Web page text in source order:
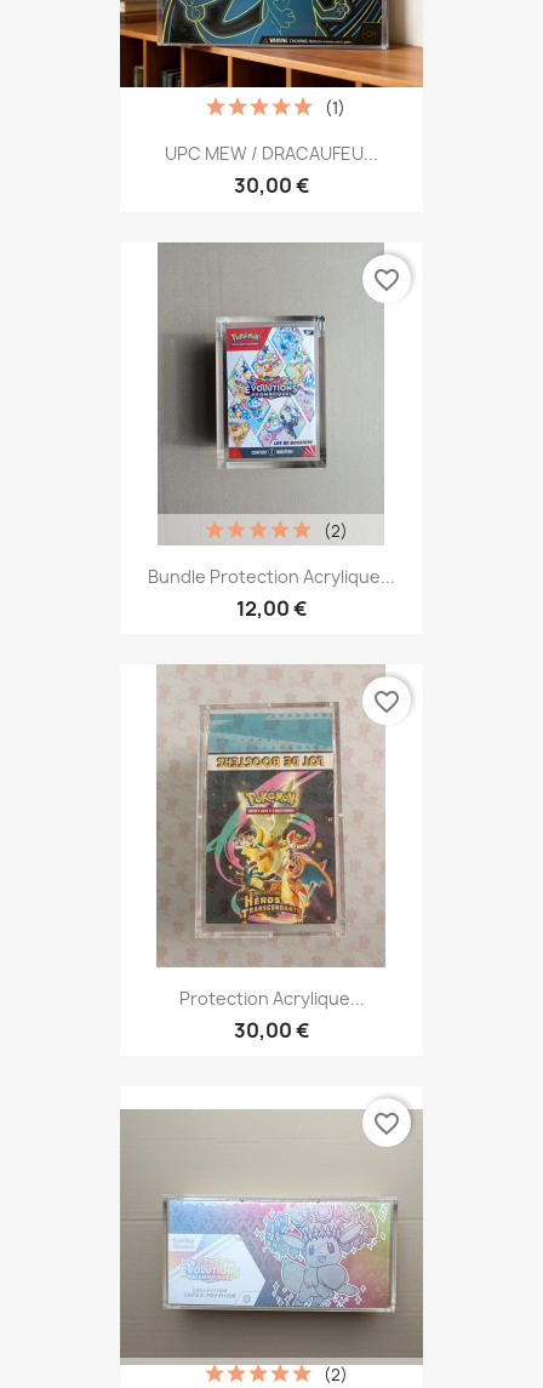
UPC MEW / DRACAUFEU...
30,00 €
(1)
Bundle Protection Acrylique...
12,00 €
(2)
favorite_border
Protection Acrylique...
30,00 €
favorite_border
(2)
favorite_border